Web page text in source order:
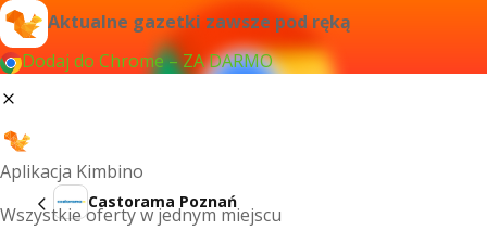
Aktualne gazetki zawsze pod ręką
Dodaj do Chrome – ZA DARMO
Aplikacja Kimbino
Wszystkie oferty w jednym miejscu
Castorama Poznań